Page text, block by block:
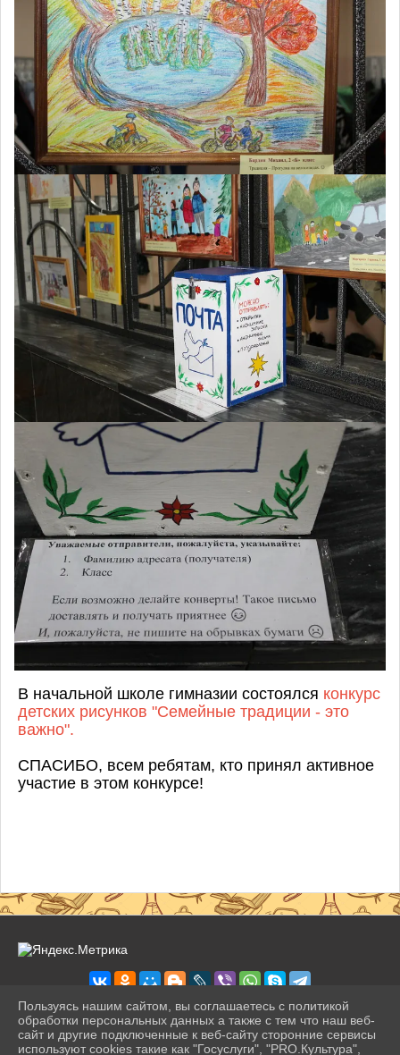
В начальной школе гимназии состоялся конкурс
детских рисунков "Семейные традиции - это
важно".
СПАСИБО, всем ребятам, кто принял активное
участие в этом конкурсе!
2026 г. pravogimn.ru
Пользуясь нашим сайтом, вы соглашаетесь с политикой
обработки персональных данных а также с тем что наш веб-
сайт и другие подключенные к веб-сайту сторонние сервисы
используют cookies такие как "Госуслуги", "PRO.Культура",